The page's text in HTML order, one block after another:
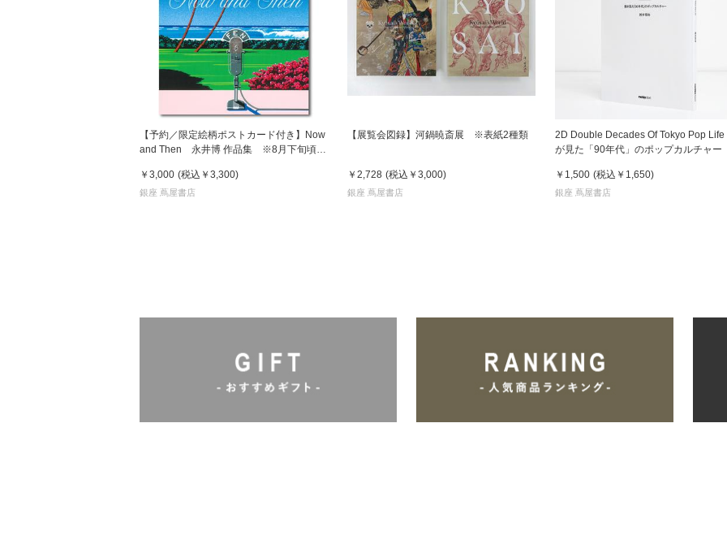
【予約／限定絵柄ポストカード付き】Now
and Then 永井博 作品集 ※8月下旬頃の
￥3,000 (税込 ￥3,300)
銀座 蔦屋書店
【展覧会図録】河鍋暁斎展 ※表紙2種類
￥2,728 (税込 ￥3,000)
銀座 蔦屋書店
2D Double Decades Of Tokyo Pop Life
が見た「90年代」のポップカルチャ
￥1,500 (税込 ￥1,650)
銀座 蔦屋書店